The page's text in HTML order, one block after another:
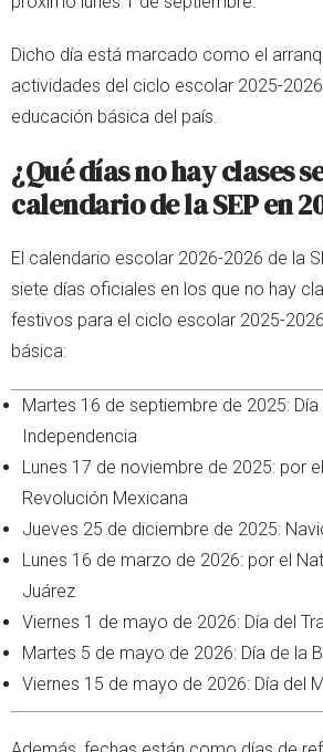
Dicho día está marcado como el
actividades del ciclo escolar 2025-
educación básica del país.
¿Qué días no hay clases
calendario de la SEP en
El calendario escolar 2026-2026 de la
siete días oficiales en los que no hay
festivos para el ciclo escolar 2025-
básica:
Martes 16 de septiembre de 2025: Día
Independencia
Lunes 17 de noviembre de 2025: por
Revolución Mexicana
Jueves 25 de diciembre de 2025:
Lunes 16 de marzo de 2026: por el
Juárez
Viernes 1 de mayo de 2026: Día del
Martes 5 de mayo de 2026: Día de la
Viernes 15 de mayo de 2026: Día del